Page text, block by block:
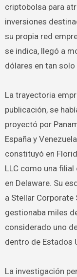
criptobolsa para
inversiones
su propia red
se indica, llegó a
dólares en tan
La trayectoria
publicación, se
proyectó por
España y
constituyó en
LLC como una
en Delaware. Su
a Stellar Corporate
gestionaba miles
considerado uno
dentro de Estados
La investigación